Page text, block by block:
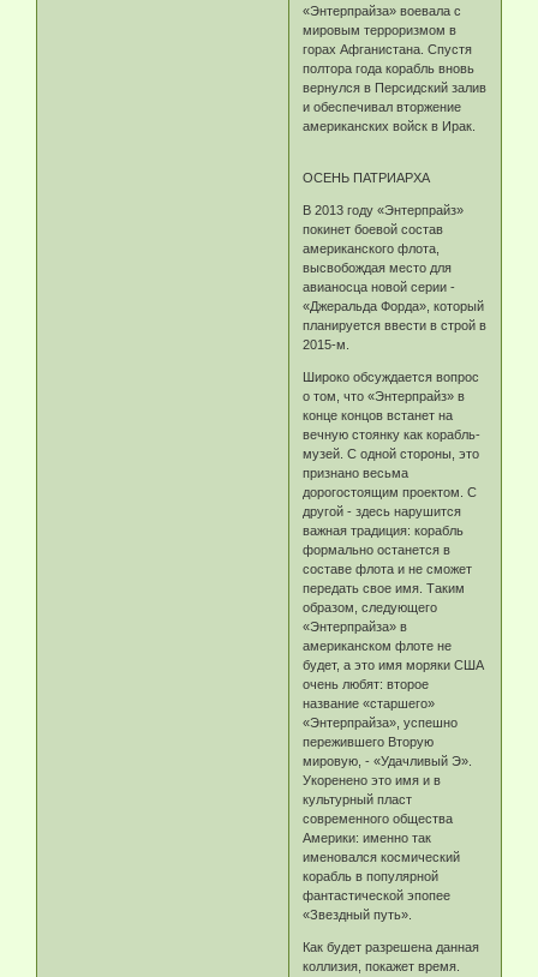
«Энтерпрайза» воевала с
мировым терроризмом в
горах Афганистана. Спустя
полтора года корабль вновь
вернулся в Персидский залив
и обеспечивал вторжение
американских войск в Ирак.
ОСЕНЬ ПАТРИАРХА
В 2013 году «Энтерпрайз»
покинет боевой состав
американского флота,
высвобождая место для
авианосца новой серии -
«Джеральда Форда», который
планируется ввести в строй в
2015-м.
Широко обсуждается вопрос
о том, что «Энтерпрайз» в
конце концов встанет на
вечную стоянку как корабль-
музей. С одной стороны, это
признано весьма
дорогостоящим проектом. С
другой - здесь нарушится
важная традиция: корабль
формально останется в
составе флота и не сможет
передать свое имя. Таким
образом, следующего
«Энтерпрайза» в
американском флоте не
будет, а это имя моряки США
очень любят: второе
название «старшего»
«Энтерпрайза», успешно
пережившего Вторую
мировую, - «Удачливый Э».
Укоренено это имя и в
культурный пласт
современного общества
Америки: именно так
именовался космический
корабль в популярной
фантастической эпопее
«Звездный путь».
Как будет разрешена данная
коллизия, покажет время.